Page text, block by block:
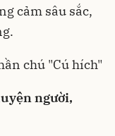
cảm sâu sắc,
chú "Cú hích"
người,